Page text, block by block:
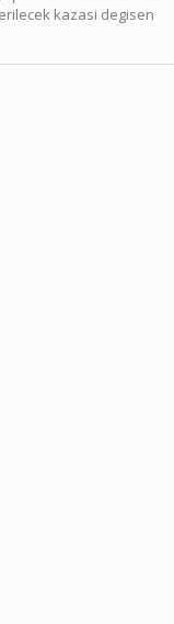
kazasi degisen